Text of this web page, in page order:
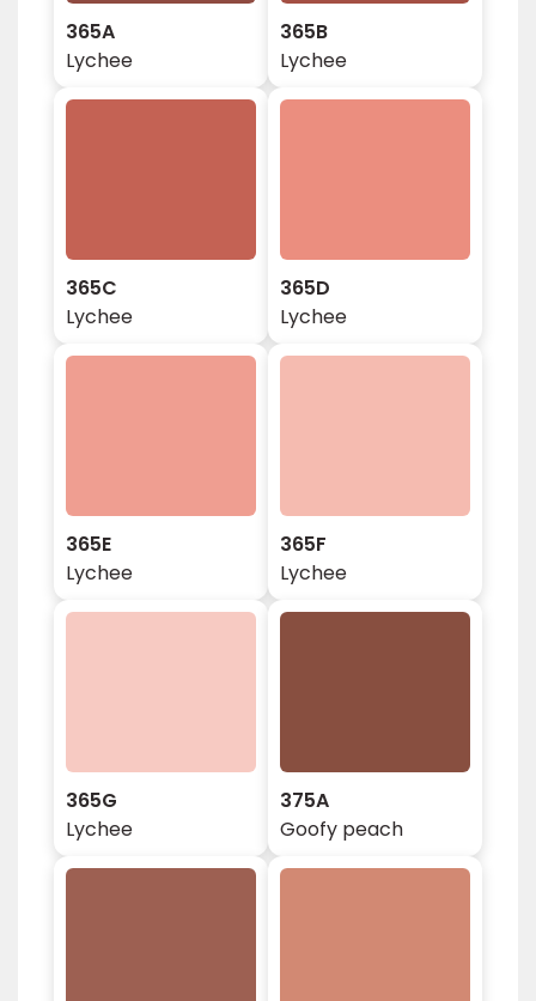
365A
Lychee
365B
Lychee
365C
Lychee
365D
Lychee
365E
Lychee
365F
Lychee
365G
Lychee
375A
Goofy peach